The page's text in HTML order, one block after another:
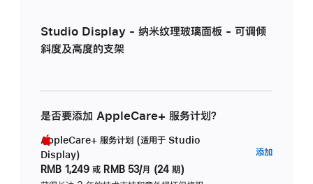
Studio Display - 纳米纹理玻璃面板 - 可调倾
斜度及高度的支架
是否要添加 AppleCare+ 服务计划？
AppleCare+ 服务计划 (适用于 Studio
Display)
RMB 1,249 或 RMB 53/月 (24 期)
添加